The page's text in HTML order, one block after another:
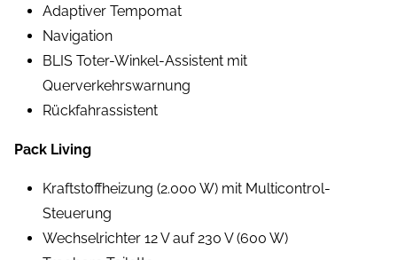
Adaptiver Tempomat
Navigation
BLIS Toter-Winkel-Assistent mit
Querverkehrswarnung
Rückfahrassistent
Pack Living
Kraftstoffheizung (2.000 W) mit Multicontrol-
Steuerung
Wechselrichter 12 V auf 230 V (600 W)